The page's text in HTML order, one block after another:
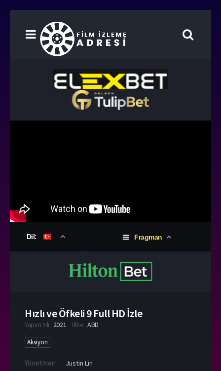
Dil: Fragman
Hızlı ve Öfkeli 9 Full HD İzle
Yapım Yılı 2021 Ülke ABD
Aksiyon
Yönetmen Justin Lin